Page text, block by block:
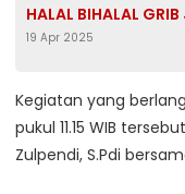
HALAL BIHALAL
19 Apr 2025
Kegiatan yang
pukul 11.15 WIB
Zulpendi, S.Pdi